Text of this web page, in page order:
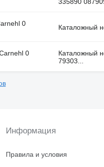
0
Каталожный
0
Каталожный
79303...
Информация
Правила и условия